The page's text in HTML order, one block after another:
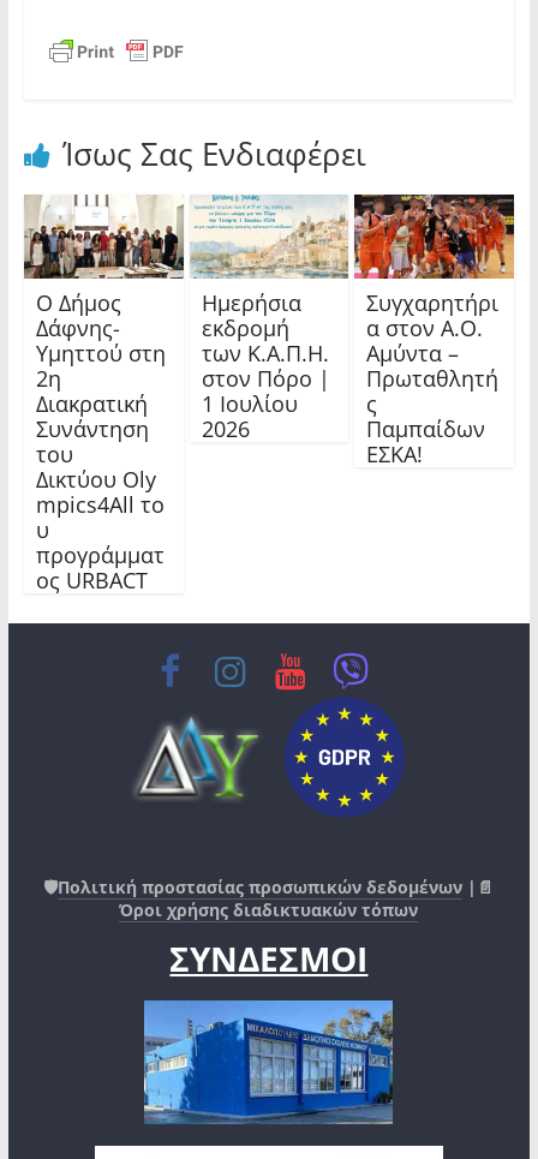
Ίσως Σας Ενδιαφέρει
Ο Δήμος
Δάφνης-
Υμηττού στη
2η
Διακρατική
Συνάντηση
του
Δικτύου Oly
mpics4All το
υ
προγράμματ
ος URBACT
Ημερήσια
εκδρομή
των Κ.Α.Π.Η.
στον Πόρο |
1 Ιουλίου
2026
Συγχαρητήρι
α στον Α.Ο.
Αμύντα –
Πρωταθλητή
ς
Παμπαίδων
ΕΣΚΑ!
🛡️Πολιτική προστασίας προσωπικών δεδομένων |📄
Όροι χρήσης διαδικτυακών τόπων
ΣΥΝΔΕΣΜΟΙ